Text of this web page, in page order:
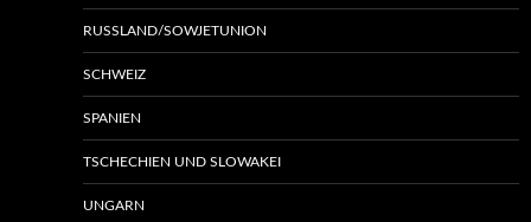
RUSSLAND/SOWJETUNION
SCHWEIZ
SPANIEN
TSCHECHIEN UND SLOWAKEI
UNGARN